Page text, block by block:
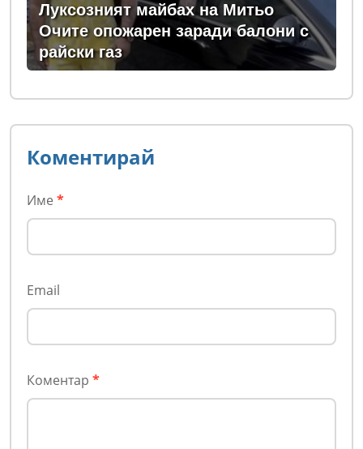
Луксозният майбах на Митьо
Очите опожарен заради балони с
райски газ
Коментирай
Име *
Email
Коментар *